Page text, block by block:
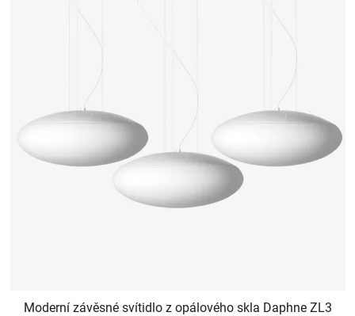
Moderní závěsné svítidlo z opálového skla Daphne ZL3